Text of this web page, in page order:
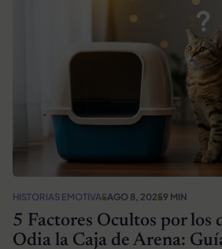
HISTORIAS EMOTIVASAGO 8, 20259 MIN
5 Factores Ocultos por los
Odia la Caja de Arena: